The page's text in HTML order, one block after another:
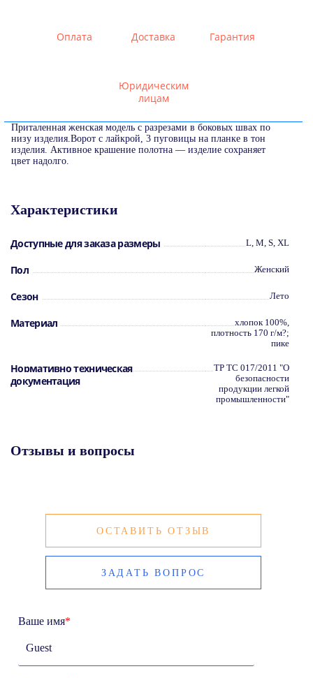
Оплата Доставка Гарантия
Юридическим
лицам
Приталенная женская модель с разрезами в боковых швах по
низу изделия.Ворот с лайкрой, 3 пуговицы на планке в тон
изделия. Активное крашение полотна — изделие сохраняет
цвет надолго.
Характеристики
Доступные для заказа размеры L, M, S, XL
Пол Женский
Сезон Лето
Материал
хлопок 100%,
плотность 170 г/м?;
пике
Нормативно техническая
документация
ТР ТС 017/2011 "О
безопасности
продукции легкой
промышленности"
Отзывы и вопросы
ОСТАВИТЬ ОТЗЫВ
ЗАДАТЬ ВОПРОС
Ваше имя*